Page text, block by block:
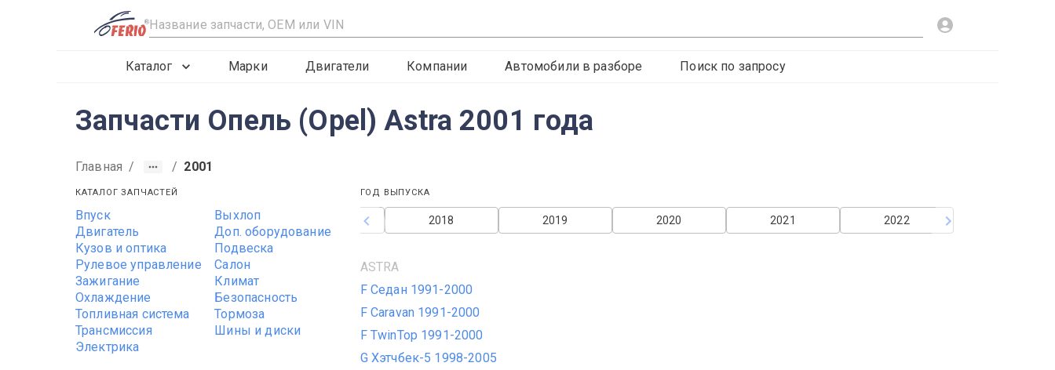
R
Каталог Марки Двигатели Компании Автомобили в разборе Поиск по запросу
Запчасти Опель (Opel) Astra 2001 года
Главная / / 2001
КАТАЛОГ ЗАПЧАСТЕЙ
Впуск
Выхлоп
Двигатель
Доп. оборудование
Кузов и оптика
Подвеска
Рулевое управление
Салон
Зажигание
Климат
Охлаждение
Безопасность
Топливная система
Тормоза
Трансмиссия
Шины и диски
Электрика
ГОД ВЫПУСКА
2022
2021
2020
2019
2018
2016
2015
ASTRA
F Седан 1991-2000
F Caravan 1991-2000
F TwinTop 1991-2000
G Хэтчбек-5 1998-2005